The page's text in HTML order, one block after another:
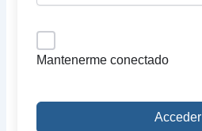
Mantenerme conectado
Acceder